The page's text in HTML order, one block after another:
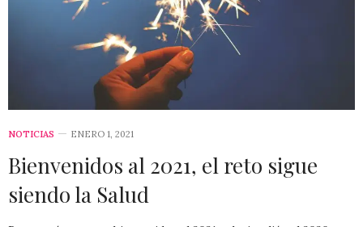
NOTICIAS ENERO 1, 2021
Bienvenidos al 2021, el reto sigue
siendo la Salud